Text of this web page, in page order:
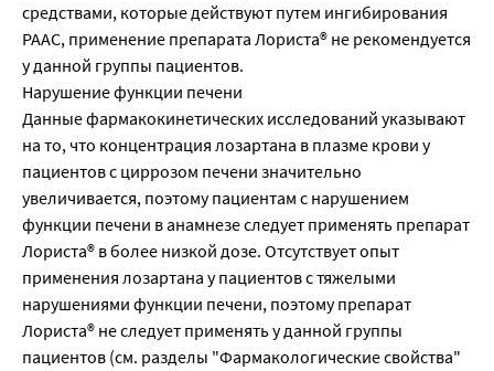
средствами, которые действуют путем ингибирования
РААС, применение препарата Лориста® не рекомендуется
у данной группы пациентов.
Нарушение функции печени
Данные фармакокинетических исследований указывают
на то, что концентрация лозартана в плазме крови у
пациентов с циррозом печени значительно
увеличивается, поэтому пациентам с нарушением
функции печени в анамнезе следует применять препарат
Лориста® в более низкой дозе. Отсутствует опыт
применения лозартана у пациентов с тяжелыми
нарушениями функции печени, поэтому препарат
Лориста® не следует применять у данной группы
пациентов (см. разделы "Фармакологические свойства"